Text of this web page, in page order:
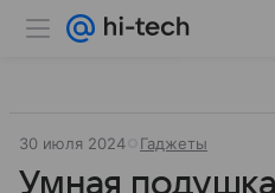
30 июля 2024 Гаджеты
Умная